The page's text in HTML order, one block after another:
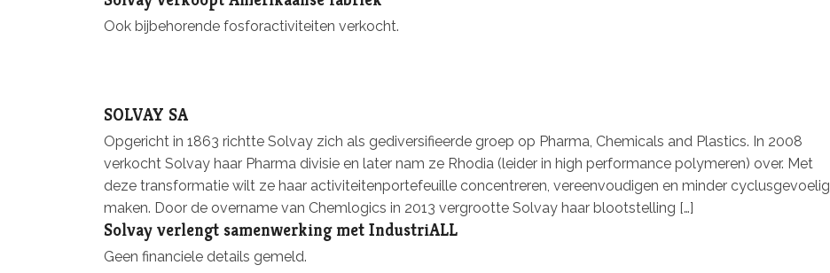
Ook bijbehorende fosforactiviteiten verkocht.
SOLVAY SA
Opgericht in 1863 richtte Solvay zich als gediversifieerde groep op Pharma, Chemicals and Plastics. In 2008
verkocht Solvay haar Pharma divisie en later nam ze Rhodia (leider in high performance polymeren) over. Met
deze transformatie wilt ze haar activiteitenportefeuille concentreren, vereenvoudigen en minder cyclusgevoelig
maken. Door de overname van Chemlogics in 2013 vergrootte Solvay haar blootstelling […]
Solvay verlengt samenwerking met IndustriALL
Geen financiele details gemeld.